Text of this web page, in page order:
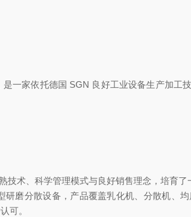
一家依托德国 SGN 良好工业设备生产加工
术、科学管理模式与良好销售理念，培育
磨分散设备，产品覆盖乳化机、分散机、
可。